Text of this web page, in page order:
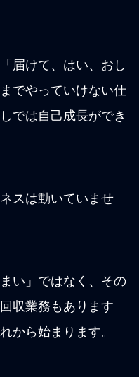
届けて、はい、おし
でやっていけない仕
では自己成長ができ
スは動いていませ
い」ではなく、その
収業務もあります
から始まります。